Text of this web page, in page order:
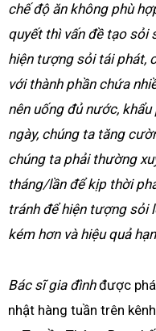
chế độ ăn không phù
quyết thì vấn đề tạo sỏi
hiện tượng sỏi tái phát,
với thành phần chứa
nên uống đủ nước, khẩu
ngày, chúng ta tăng
chúng ta phải thường
tháng/lần để kịp thời
tránh để hiện tượng sỏi
kém hơn và hiệu quả
Bác sĩ gia đìnhđược
nhật hàng tuần trên